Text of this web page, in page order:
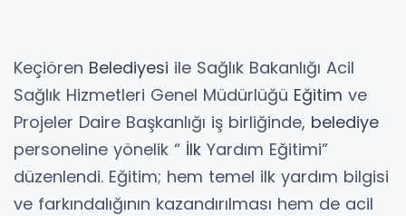
Keçiören Belediyesi ile Sağlık Bakanlığı Acil
Sağlık Hizmetleri Genel Müdürlüğü Eğitim ve
Projeler Daire Başkanlığı iş birliğinde, belediye
personeline yönelik “ İlk Yardım Eğitimi”
düzenlendi. Eğitim; hem temel ilk yardım bilgisi
ve farkındalığının kazandırılması hem de acil